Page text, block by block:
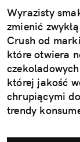
Wyrazisty
zmienić
Crush od
które otwiera
której jakość
chrupiącymi
trendy